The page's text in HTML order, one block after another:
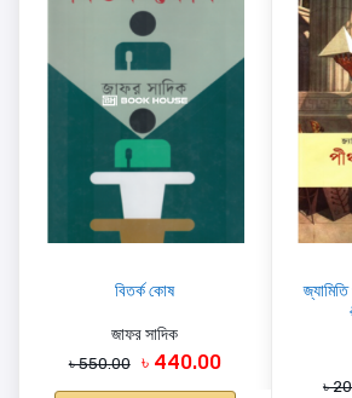
বিতর্ক কোষ
জাফর সাদিক
৳ 550.00 ৳ 440.00
৳